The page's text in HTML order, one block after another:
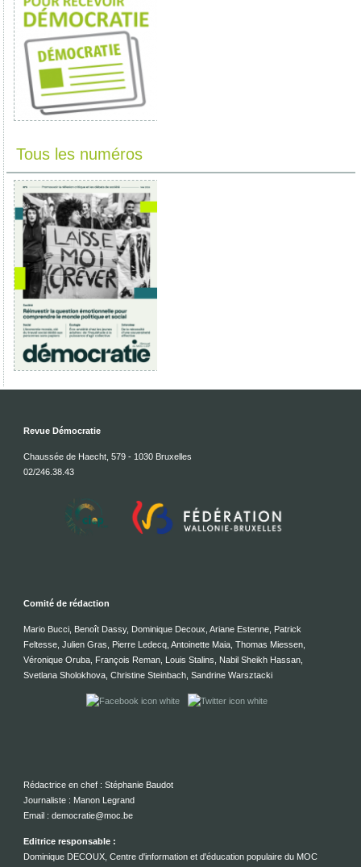
Tous les numéros
Revue Démocratie
Chaussée de Haecht, 579 - 1030 Bruxelles
02/246.38.43
Comité de rédaction
Mario Bucci, Benoît Dassy, Dominique Decoux, Ariane Estenne, Patrick
Feltesse, Julien Gras, Pierre Ledecq, Antoinette Maia, Thomas Miessen,
Véronique Oruba, François Reman, Louis Stalins, Nabil Sheikh Hassan,
Svetlana Sholokhova, Christine Steinbach, Sandrine Warsztacki
Rédactrice en chef : Stéphanie Baudot
Journaliste : Manon Legrand
Email : democratie@moc.be
Editrice responsable :
Dominique DECOUX, Centre d'information et d'éducation populaire du MOC